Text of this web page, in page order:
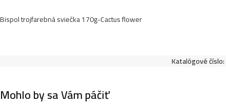
Bispol trojfarebná sviečka 170g-Cactus flower
Katalógové číslo:
Mohlo by sa Vám páčiť